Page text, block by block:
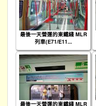
最後一天營運的東鐵綫 MLR
列車(E71/E11...
最後一天營運的東鐵綫 MLR